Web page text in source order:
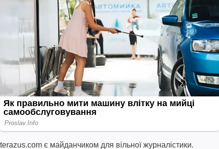
terazus.com є майданчиком для вільної журналістики.